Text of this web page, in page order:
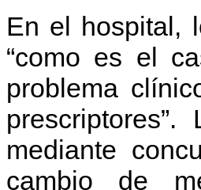
En el hospital,
“como es el
problema
mediante
cambio de